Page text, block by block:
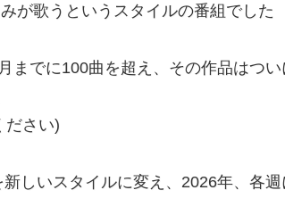
が歌うというスタイルの番組でした
までに100曲を超え、その作品はつ
ださい)
しいスタイルに変え、2026年、各